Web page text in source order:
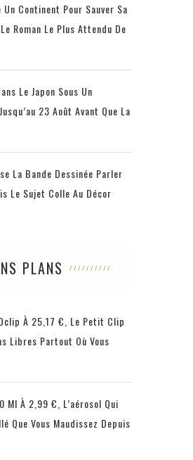
Continent Pour Sauver Sa
Roman Le Plus Attendu De
Le Japon Sous Un
23 Août Avant Que La
La Bande Dessinée Parler
Le Sujet Colle Au Décor
PLANS
À 25,17 €, Le Petit Clip
Libres Partout Où Vous
Ml À 2,99 €, L’aérosol Qui
Que Vous Maudissez Depuis